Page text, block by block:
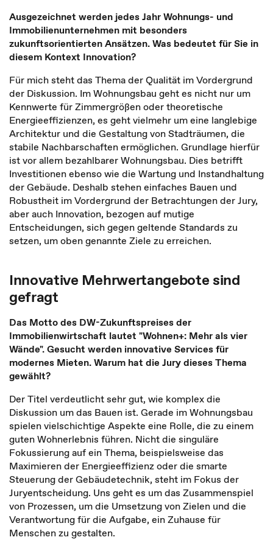
Ausgezeichnet werden jedes Jahr Wohnungs- und
Immobilienunternehmen mit besonders
zukunftsorientierten Ansätzen. Was bedeutet für Sie in
diesem Kontext Innovation?
Für mich steht das Thema der Qualität im Vordergrund
der Diskussion. Im Wohnungsbau geht es nicht nur um
Kennwerte für Zimmergrößen oder theoretische
Energieeffizienzen, es geht vielmehr um eine langlebige
Architektur und die Gestaltung von Stadträumen, die
stabile Nachbarschaften ermöglichen. Grundlage hierfür
ist vor allem bezahlbarer Wohnungsbau. Dies betrifft
Investitionen ebenso wie die Wartung und Instandhaltung
der Gebäude. Deshalb stehen einfaches Bauen und
Robustheit im Vordergrund der Betrachtungen der Jury,
aber auch Innovation, bezogen auf mutige
Entscheidungen, sich gegen geltende Standards zu
setzen, um oben genannte Ziele zu erreichen.
Innovative Mehrwertangebote sind
gefragt
Das Motto des DW-Zukunftspreises der
Immobilienwirtschaft lautet "Wohnen+: Mehr als vier
Wände". Gesucht werden innovative Services für
modernes Mieten. Warum hat die Jury dieses Thema
gewählt?
Der Titel verdeutlicht sehr gut, wie komplex die
Diskussion um das Bauen ist. Gerade im Wohnungsbau
spielen vielschichtige Aspekte eine Rolle, die zu einem
guten Wohnerlebnis führen. Nicht die singuläre
Fokussierung auf ein Thema, beispielsweise das
Maximieren der Energieeffizienz oder die smarte
Steuerung der Gebäudetechnik, steht im Fokus der
Juryentscheidung. Uns geht es um das Zusammenspiel
von Prozessen, um die Umsetzung von Zielen und die
Verantwortung für die Aufgabe, ein Zuhause für
Menschen zu gestalten.